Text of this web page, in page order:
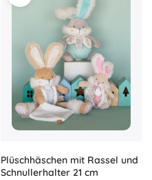
Plüschhäschen mit Rassel und
Schnullerhalter 21 cm